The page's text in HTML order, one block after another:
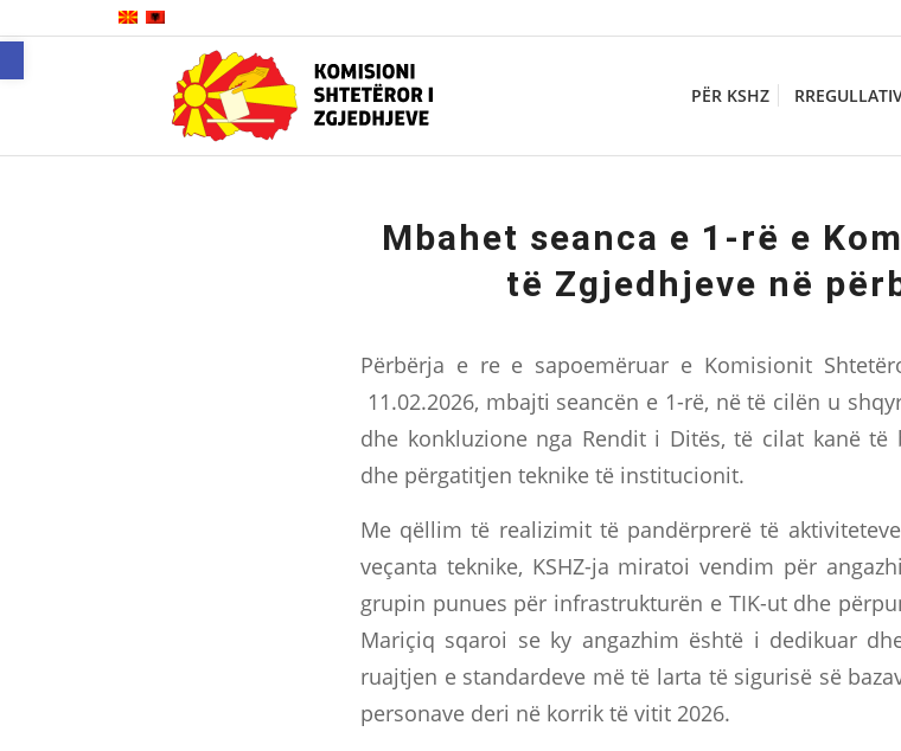
PËR KSHZ
Mbahet seanca e 1-rë e
të Zgjedhjeve në
Përbërja e re e sapoemëruar e Komisionit
11.02.2026, mbajti seancën e 1-rë, në të cilën u
dhe konkluzione nga Rendit i Ditës, të cilat kanë
dhe përgatitjen teknike të institucionit.
Me qëllim të realizimit të pandërprerë të
veçanta teknike, KSHZ-ja miratoi vendim për
grupin punues për infrastrukturën e TIK-ut dhe
Mariçiq sqaroi se ky angazhim është i dedikuar
ruajtjen e standardeve më të larta të sigurisë së
personave deri në korrik të vitit 2026.
Open toolbar